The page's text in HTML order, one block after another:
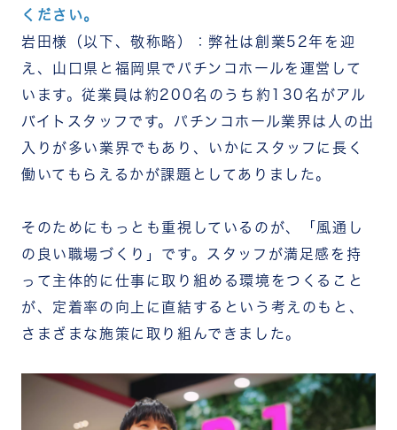
ください。
岩田様（以下、敬称略）：弊社は創業52年を迎
え、山口県と福岡県でパチンコホールを運営して
います。従業員は約200名のうち約130名がアル
バイトスタッフです。パチンコホール業界は人の出
入りが多い業界でもあり、いかにスタッフに長く
働いてもらえるかが課題としてありました。
そのためにもっとも重視しているのが、「風通し
の良い職場づくり」です。スタッフが満足感を持
って主体的に仕事に取り組める環境をつくること
が、定着率の向上に直結するという考えのもと、
さまざまな施策に取り組んできました。